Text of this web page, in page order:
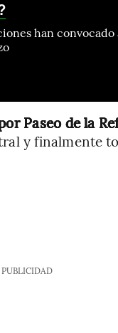
han
Paseo de la
y finalmente
PUBLICIDAD